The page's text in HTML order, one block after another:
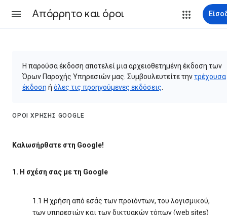
Απόρρητο και όροι
Η παρούσα έκδοση αποτελεί μια αρχειοθετημένη έκδοση των
Όρων Παροχής Υπηρεσιών μας. Συμβουλευτείτε τηντρέχουσα
έκδοση ή όλες τις προηγούμενες εκδόσεις
ΌΡΟΙ ΧΡΉΣΗΣ GOOGLE
Καλωσήρθατε στη Google!
1. Η σχέση σας με τη Google
1.1 Η χρήση από εσάς των προϊόντων, του λογισμικού,
των υπηρεσιών και των δικτυακών τόπων (web sites)